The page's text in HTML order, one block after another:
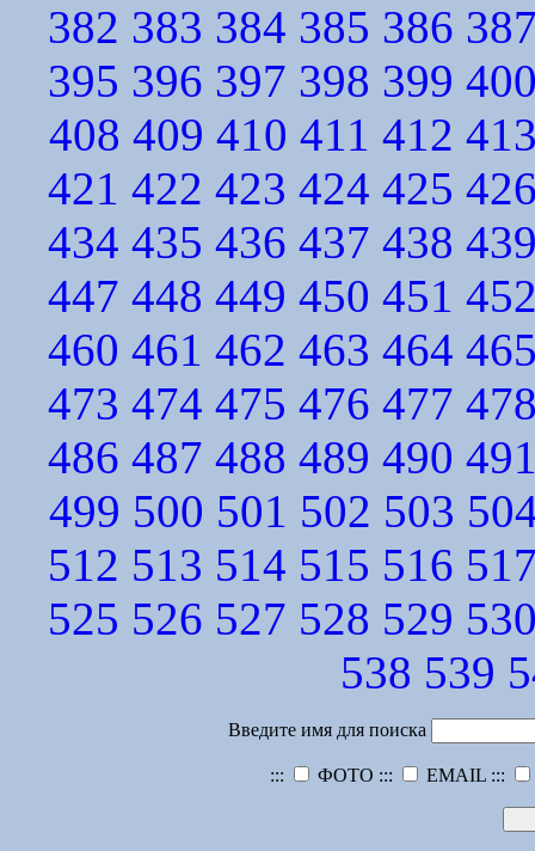
382 383 384 385 386
395 396 397 398 399
408 409 410 411 412
421 422 423 424 425
434 435 436 437 438
447 448 449 450 451
460 461 462 463 464
473 474 475 476 477
486 487 488 489 490
499 500 501 502 503
512 513 514 515 516
525 526 527 528 529
538 539
Введите имя для поиска
::: ФОТО ::: EMAIL :::